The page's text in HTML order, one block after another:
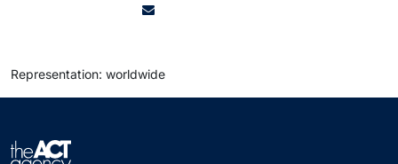
Representation: worldwide